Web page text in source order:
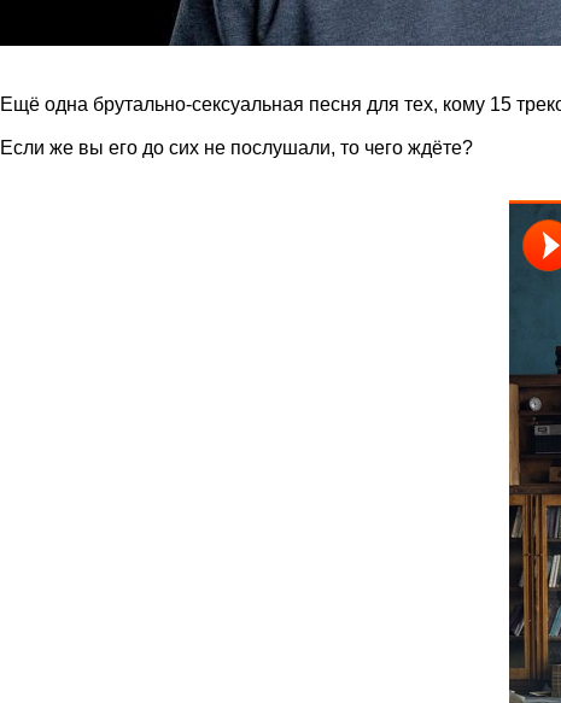
Ещё одна брутально-сексуальная песня для тех, кому 15
Если же вы его до сих не послушали, то чего ждёте?